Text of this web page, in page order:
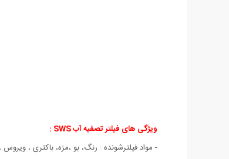
ویژگی های فیلتر تصفيه آب SWS :
- مواد فیلترشونده : رنگ، بو ،مزه، باکتری ،